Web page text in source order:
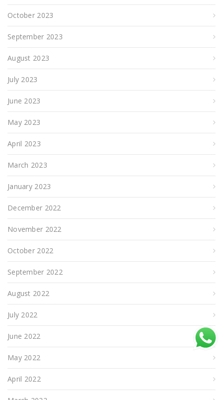
October 2023
September 2023
August 2023
July 2023
June 2023
May 2023
April 2023
March 2023
January 2023
December 2022
November 2022
October 2022
September 2022
August 2022
July 2022
June 2022
May 2022
April 2022